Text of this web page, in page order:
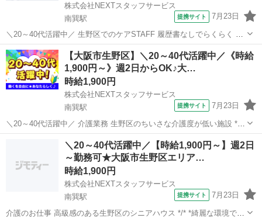
株式会社NEXTスタッフサービス
南巽駅
提携サイト 7月23日
＼20～40代活躍中／ 生野区でのケアSTAFF 履歴書なしでらくらく デ
イハウス *✨ブランクOK&子育て世代歓迎✨* *明るく清潔な施設で、笑
顔あふれるお仕事♪* ▼こんな施設 ✅日勤のみ/週2日～OK ✅急なお
休...
大阪 大阪市 南巽駅 介護
【大阪市生野区】＼20～40代活躍中／《時給
1,900円～》週2日からOK♪大…
時給1,900円
株式会社NEXTスタッフサービス
南巽駅
提携サイト 7月23日
＼20～40代活躍中／ 介護業務 生野区のちいさな介護度が低い施設 *・
週2日～/即日勤務可/履歴書不要でスピーディーなお仕事探し* *・日
勤、夜勤、曜日固定など、ご希望に合わせて働けます* 業務内容
介護
＼20～40代活躍中／【時給1,900円～】週2日
～勤務可★大阪市生野区エリア…
時給1,900円
株式会社NEXTスタッフサービス
南巽駅
提携サイト 7月23日
介護のお仕事 高級感のある生野区のシニアハウス */* *綺麗な環境で気